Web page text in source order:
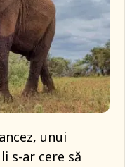
unui
s-ar cere să